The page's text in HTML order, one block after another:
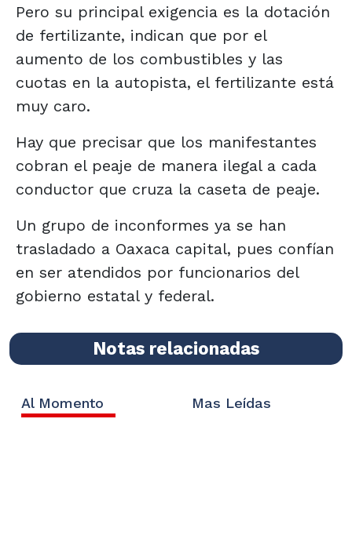
Pero su principal exigencia es la dotación
de fertilizante, indican que por el
aumento de los combustibles y las
cuotas en la autopista, el fertilizante está
muy caro.
Hay que precisar que los manifestantes
cobran el peaje de manera ilegal a cada
conductor que cruza la caseta de peaje.
Un grupo de inconformes ya se han
trasladado a Oaxaca capital, pues confían
en ser atendidos por funcionarios del
gobierno estatal y federal.
Notas relacionadas
Al Momento Mas Leídas